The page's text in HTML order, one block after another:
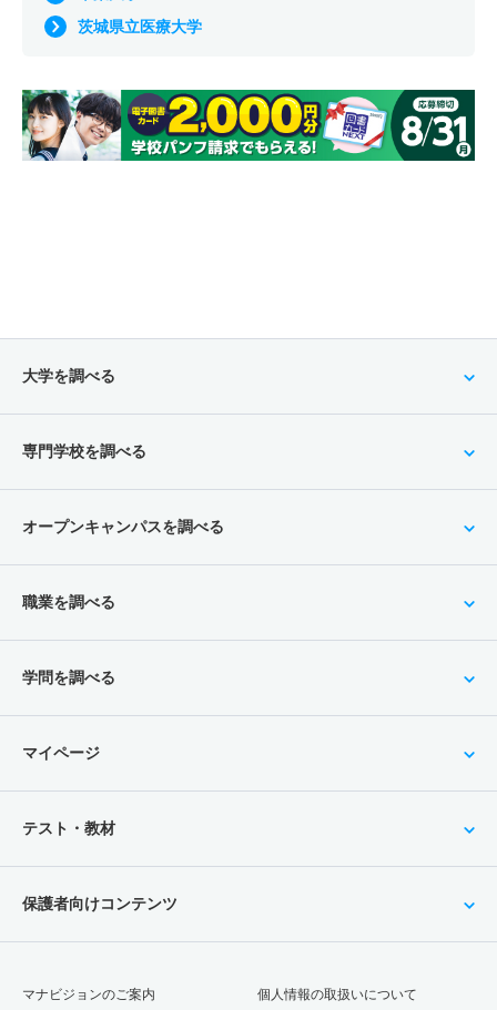
茨城県立医療大学
大学を調べる
専門学校を調べる
オープンキャンパスを調べる
職業を調べる
学問を調べる
マイページ
テスト・教材
保護者向けコンテンツ
マナビジョンのご案内 個人情報の取扱いについて